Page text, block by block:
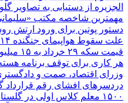
الجزیره از دستیابی به تصاویر
مهمترین شاخصه مکتب
دستور پوتین برای ورود ارتش
علت سقوط هواپیمای جنگنده F۱۴ در اصفهان مشخص شد
قیمت سکه ۲۹ خرداد به ۱۵ میلیون و ۴۳۰ هزار تومان رسید
هر کاری برای توقف برنامه
وزرای اقتصاد، صمت و دادگستری در
دردسرهای افشای رقم قرارداد
۱۵۰۰ معلم کلاس اولی در گلستان مشخص شدند